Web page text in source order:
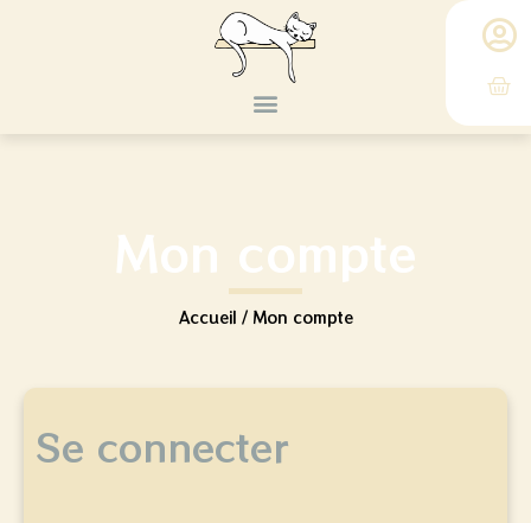
Mon compte
Accueil / Mon compte
Se connecter